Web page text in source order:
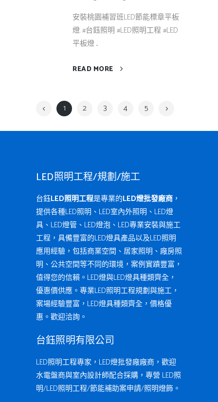
安裝桃園補習班LED節能標章平板
燈. #台鈺照明 #LED照明工程 #LED
平板燈 ...
READ MORE
1 2 3 4 5
LED照明工程/規劃/施工
台鈺LED照明工程是專業的LED燈批發廠商 ，
提供各種LED照明、LED室內外照明、LED燈
具、LED燈管、LED燈泡、LED專業安裝與施工
工程，具備豐富的LED燈具產品以及LED照明
應用經驗，包括商業空間、居家照明、廠房照
明、公共空間等不同的環境，案例實蹟豐富，
值得您的信賴。LED燈與LED燈具種類齊全，
優惠價供應。專業LED照明工程規劃與施工，
案場經驗豐富，LED燈具種類齊全，價格優
惠。歡迎洽詢。
台鈺照明有限公司
LED照明工程專家，LED燈批發廠廠商，歡迎
水電盤商與室內設計師配合採購，專營 LED照
明/LED照明工程/節能補助案申請/照明燈飾。